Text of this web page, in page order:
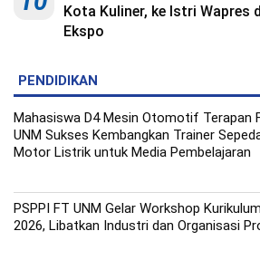
Kota Kuliner, ke Istri Wapres
Ekspo
PENDIDIKAN
Mahasiswa D4 Mesin Otomotif Terapan
UNM Sukses Kembangkan Trainer
Motor Listrik untuk Media Pembelajaran
PSPPI FT UNM Gelar Workshop Kurikulum
2026, Libatkan Industri dan Organisasi